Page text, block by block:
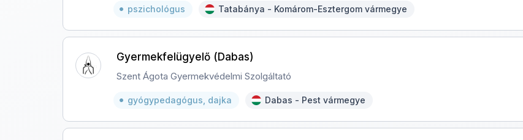
pszichológus Tatabánya - Komárom-Esztergom vármegye
Gyermekfelügyelő (Dabas)
Szent Ágota Gyermekvédelmi Szolgáltató
gyógypedagógus, dajka Dabas - Pest vármegye